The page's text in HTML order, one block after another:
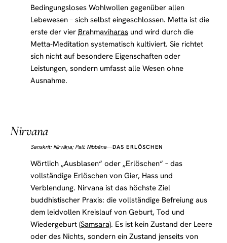
Bedingungsloses Wohlwollen gegenüber allen
Lebewesen – sich selbst eingeschlossen. Metta ist die
erste der vier Brahmaviharas und wird durch die
Metta-Meditation systematisch kultiviert. Sie richtet
sich nicht auf besondere Eigenschaften oder
Leistungen, sondern umfasst alle Wesen ohne
Ausnahme.
Nirvana
Sanskrit: Nirvāṇa; Pali: Nibbāna—DAS ERLÖSCHEN
Wörtlich „Ausblasen“ oder „Erlöschen“ – das
vollständige Erlöschen von Gier, Hass und
Verblendung. Nirvana ist das höchste Ziel
buddhistischer Praxis: die vollständige Befreiung aus
dem leidvollen Kreislauf von Geburt, Tod und
Wiedergeburt (Samsara). Es ist kein Zustand der Leere
oder des Nichts, sondern ein Zustand jenseits von